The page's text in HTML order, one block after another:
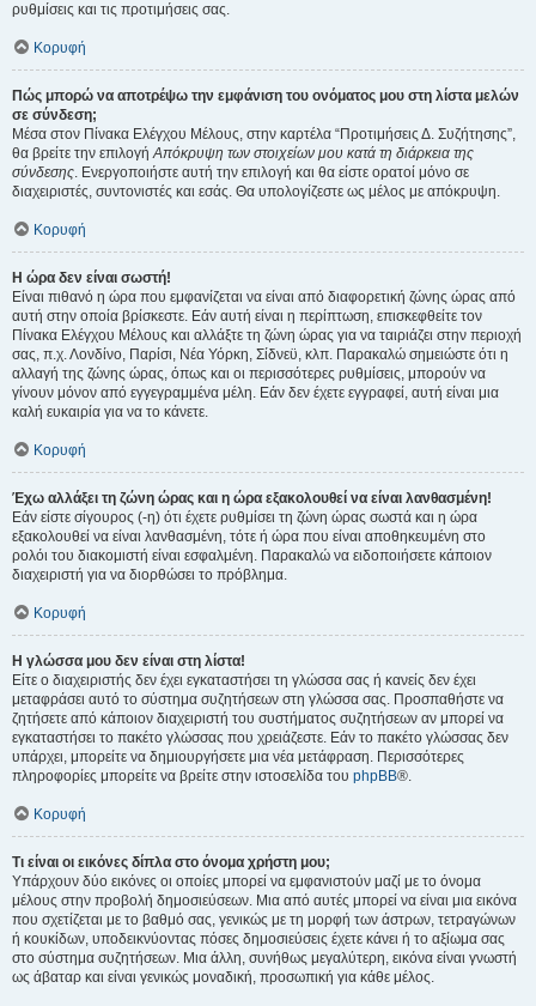
ρυθμίσεις και τις προτιμήσεις σας.
Κορυφή
Πώς μπορώ να αποτρέψω την εμφάνιση του ονόματος μου στη λίστα μελών
σε σύνδεση;
Μέσα στον Πίνακα Ελέγχου Μέλους, στην καρτέλα “Προτιμήσεις Δ. Συζήτησης”,
θα βρείτε την επιλογήΑπόκρυψη των στοιχείων μου κατά τη διάρκεια της
σύνδεσης. Ενεργοποιήστε αυτή την επιλογή και θα είστε ορατοί μόνο σε
διαχειριστές, συντονιστές και εσάς. Θα υπολογίζεστε ως μέλος με απόκρυψη.
Κορυφή
Η ώρα δεν είναι σωστή!
Είναι πιθανό η ώρα που εμφανίζεται να είναι από διαφορετική ζώνης ώρας από
αυτή στην οποία βρίσκεστε. Εάν αυτή είναι η περίπτωση, επισκεφθείτε τον
Πίνακα Ελέγχου Μέλους και αλλάξτε τη ζώνη ώρας για να ταιριάζει στην περιοχή
σας, π.χ. Λονδίνο, Παρίσι, Νέα Υόρκη, Σίδνεϋ, κλπ. Παρακαλώ σημειώστε ότι η
αλλαγή της ζώνης ώρας, όπως και οι περισσότερες ρυθμίσεις, μπορούν να
γίνουν μόνον από εγγεγραμμένα μέλη. Εάν δεν έχετε εγγραφεί, αυτή είναι μια
καλή ευκαιρία για να το κάνετε.
Κορυφή
Έχω αλλάξει τη ζώνη ώρας και η ώρα εξακολουθεί να είναι λανθασμένη!
Εάν είστε σίγουρος (-η) ότι έχετε ρυθμίσει τη ζώνη ώρας σωστά και η ώρα
εξακολουθεί να είναι λανθασμένη, τότε ή ώρα που είναι αποθηκευμένη στο
ρολόι του διακομιστή είναι εσφαλμένη. Παρακαλώ να ειδοποιήσετε κάποιον
διαχειριστή για να διορθώσει το πρόβλημα.
Κορυφή
Η γλώσσα μου δεν είναι στη λίστα!
Είτε ο διαχειριστής δεν έχει εγκαταστήσει τη γλώσσα σας ή κανείς δεν έχει
μεταφράσει αυτό το σύστημα συζητήσεων στη γλώσσα σας. Προσπαθήστε να
ζητήσετε από κάποιον διαχειριστή του συστήματος συζητήσεων αν μπορεί να
εγκαταστήσει το πακέτο γλώσσας που χρειάζεστε. Εάν το πακέτο γλώσσας δεν
υπάρχει, μπορείτε να δημιουργήσετε μια νέα μετάφραση. Περισσότερες
πληροφορίες μπορείτε να βρείτε στην ιστοσελίδα του phpBB®.
Κορυφή
Τι είναι οι εικόνες δίπλα στο όνομα χρήστη μου;
Υπάρχουν δύο εικόνες οι οποίες μπορεί να εμφανιστούν μαζί με το όνομα
μέλους στην προβολή δημοσιεύσεων. Μια από αυτές μπορεί να είναι μια εικόνα
που σχετίζεται με το βαθμό σας, γενικώς με τη μορφή των άστρων, τετραγώνων
ή κουκίδων, υποδεικνύοντας πόσες δημοσιεύσεις έχετε κάνει ή το αξίωμα σας
στο σύστημα συζητήσεων. Μια άλλη, συνήθως μεγαλύτερη, εικόνα είναι γνωστή
ως άβαταρ και είναι γενικώς μοναδική, προσωπική για κάθε μέλος.